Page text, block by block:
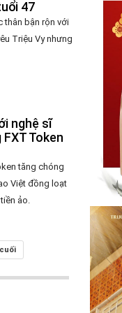
47
thân bận rộn với
Triệu Vy nhưng
nghệ sĩ
Token
tăng chóng
Việt đồng loạt
ảo.